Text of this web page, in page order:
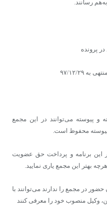
پیوسته‌ می‌توانند در این مجمع
محفوظ است.
این برنامه و پرداخت حق عضویت
در مجمع را ندارند می‌توانند با
وکیل منصوب خود را معرفی کنند